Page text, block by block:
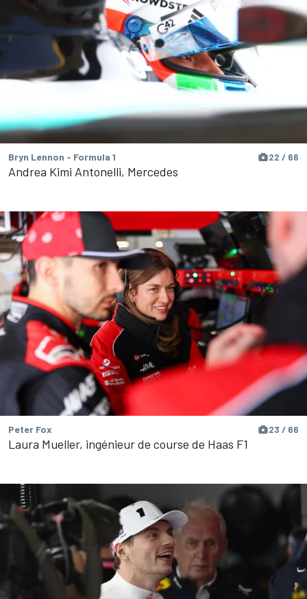
Bryn Lennon - Formula 1 22 / 66
Andrea Kimi Antonelli, Mercedes
Peter Fox 23 / 66
Laura Mueller, ingénieur de course de Haas F1